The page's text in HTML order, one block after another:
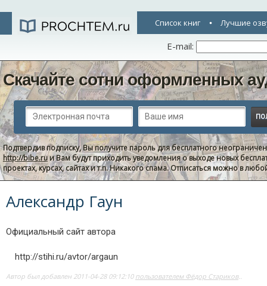
Список книг Лучшие
E-mail:
Скачайте сотни оформленных
Подтвердив подписку, Вы получите пароль для бесплатного
http://bibe.ruи Вам будут приходить уведомления о выходе новых
проектах, курсах, сайтах и т.п. Никакого спама. Отписаться можно в
Александр Гаун
Официальный сайт автора
http://stihi.ru/avtor/argaun
Автор был добавлен 2011-04-28 09:12:10 пользователем Фёдор Стариков..